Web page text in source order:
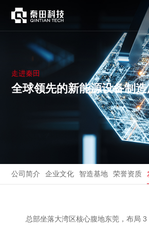
走进秦田
全球领先的新能源设备制
公司简介 企业文化 智造基地 荣誉资质
总部坐落大湾区核心腹地东莞，布局 3